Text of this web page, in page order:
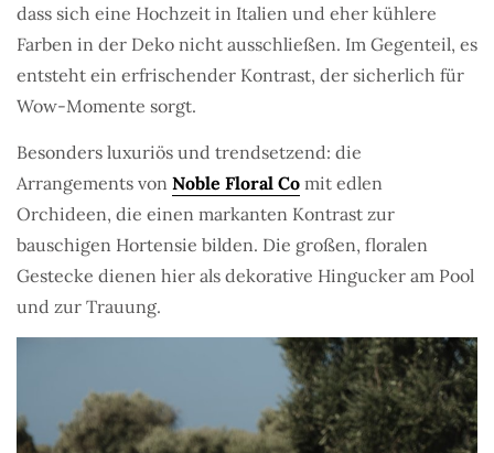
dass sich eine Hochzeit in Italien und eher kühlere
Farben in der Deko nicht ausschließen. Im Gegenteil, es
entsteht ein erfrischender Kontrast, der sicherlich für
Wow-Momente sorgt.
Besonders luxuriös und trendsetzend: die
Arrangements von Noble Floral Co mit edlen
Orchideen, die einen markanten Kontrast zur
bauschigen Hortensie bilden. Die großen, floralen
Gestecke dienen hier als dekorative Hingucker am Pool
und zur Trauung.